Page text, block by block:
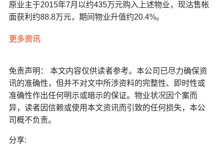
原业主于2015年7月以约435万元购入上述物业，现沽售帐
面获利约88.8万元，期间物业升值约20.4%。
更多资讯
免责声明： 本文内容仅供读者参考。本公司已尽力确保资
讯的准确性，但并不对文中所涉资料的完整性、即时性或
准确性作出任何明示或暗示的保证。物业状况因个案而
异，读者因信赖或使用本文资讯而引致的任何损失，本公
司概不负责。
分享: